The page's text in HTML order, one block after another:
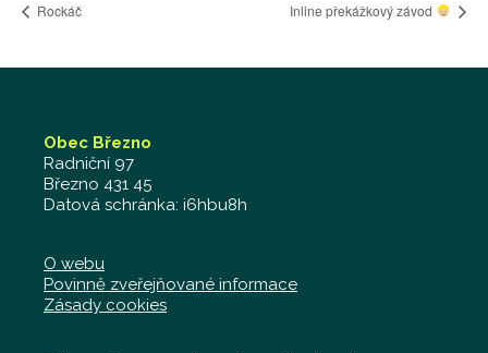
Rockáč Inline překážkový závod
Obec Březno
Radniční 97
Březno 431 45
Datová schránka: i6hbu8h
O webu
Povinně zveřejňované informace
Zásady cookies